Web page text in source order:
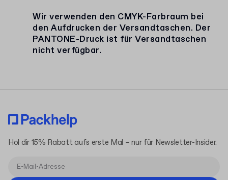
Wir verwenden den CMYK-Farbraum bei
den Aufdrucken der Versandtaschen. Der
PANTONE-Druck ist für Versandtaschen
nicht verfügbar.
Hol dir 15% Rabatt aufs erste Mal – nur für Newsletter-Insider.